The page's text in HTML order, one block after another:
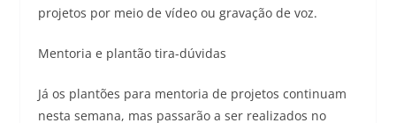
projetos por meio de vídeo ou gravação de voz.
Mentoria e plantão tira-dúvidas
Já os plantões para mentoria de projetos continuam
nesta semana, mas passarão a ser realizados no